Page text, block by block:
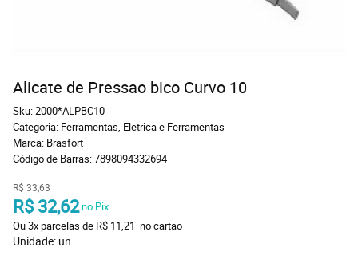
Alicate de Pressao bico Curvo 10
Sku:2000*ALPBC10
Categoria: Ferramentas, Eletrica e Ferramentas
Marca: Brasfort
Código de Barras:7898094332694
R$ 33,63
R$ 32,62 no Pix
Ou 3x parcelas de R$ 11,21 no cartao
Unidade: un